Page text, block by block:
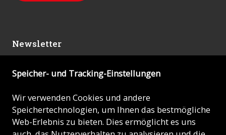
Newsletter
Abonnieren
© 2026 - KIRCHE IN NOT (ACN)
Speicher- und Tracking-Einstellungen
Wir verwenden Cookies und andere
Speichertechnologien, um Ihnen das bestmögliche
Web-Erlebnis zu bieten. Dies ermöglicht es uns